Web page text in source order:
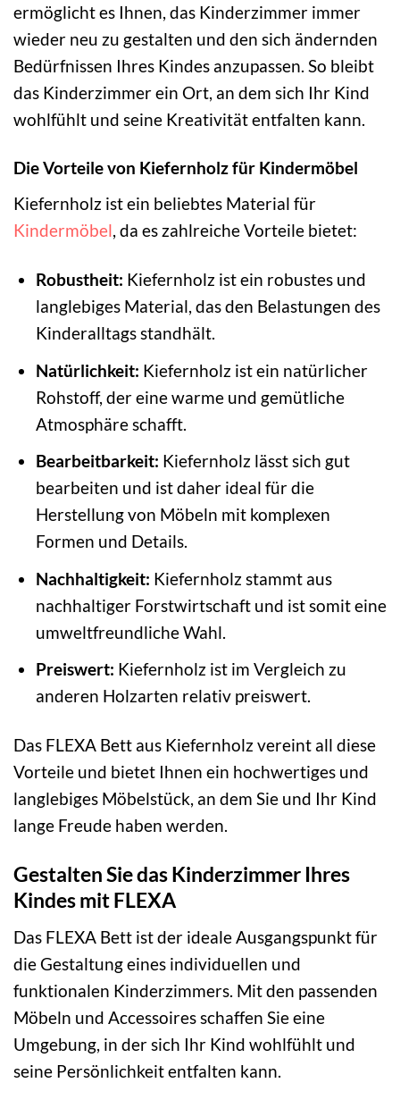
ermöglicht es Ihnen, das Kinderzimmer immer
wieder neu zu gestalten und den sich ändernden
Bedürfnissen Ihres Kindes anzupassen. So bleibt
das Kinderzimmer ein Ort, an dem sich Ihr Kind
wohlfühlt und seine Kreativität entfalten kann.
Die Vorteile von Kiefernholz für Kindermöbel
Kiefernholz ist ein beliebtes Material für
Kindermöbel, da es zahlreiche Vorteile bietet:
Robustheit: Kiefernholz ist ein robustes und
langlebiges Material, das den Belastungen des
Kinderalltags standhält.
Natürlichkeit: Kiefernholz ist ein natürlicher
Rohstoff, der eine warme und gemütliche
Atmosphäre schafft.
Bearbeitbarkeit: Kiefernholz lässt sich gut
bearbeiten und ist daher ideal für die
Herstellung von Möbeln mit komplexen
Formen und Details.
Nachhaltigkeit: Kiefernholz stammt aus
nachhaltiger Forstwirtschaft und ist somit eine
umweltfreundliche Wahl.
Preiswert: Kiefernholz ist im Vergleich zu
anderen Holzarten relativ preiswert.
Das FLEXA Bett aus Kiefernholz vereint all diese
Vorteile und bietet Ihnen ein hochwertiges und
langlebiges Möbelstück, an dem Sie und Ihr Kind
lange Freude haben werden.
Gestalten Sie das Kinderzimmer Ihres
Kindes mit FLEXA
Das FLEXA Bett ist der ideale Ausgangspunkt für
die Gestaltung eines individuellen und
funktionalen Kinderzimmers. Mit den passenden
Möbeln und Accessoires schaffen Sie eine
Umgebung, in der sich Ihr Kind wohlfühlt und
seine Persönlichkeit entfalten kann.